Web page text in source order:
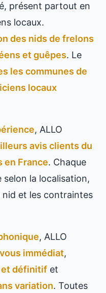
présent partout en
locaux.
des nids de frelons
et guêpes. Le
les communes de
locaux
, ALLO
avis clients du
en France. Chaque
la localisation,
nid et les contraintes
, ALLO
immédiat,
et définitif et
variation. Toutes